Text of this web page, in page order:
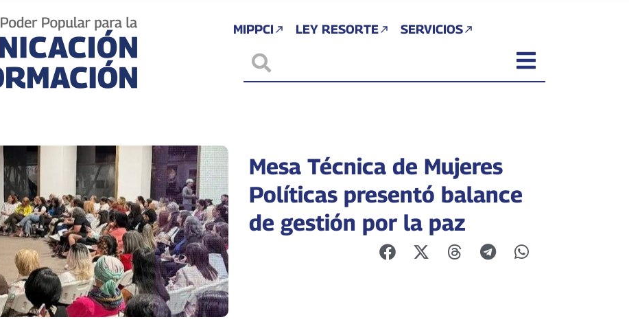
MIPPCI LEY RESORTE SERVICIOS
Mesa Técnica de Mujeres
Políticas presentó balance
de gestión por la paz